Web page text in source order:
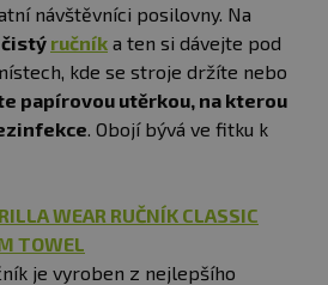
návštěvníci posilovny. Na
ručník a ten si dávejte pod
kde se stroje držíte nebo
papírovou utěrkou, na kterou
. Obojí bývá ve fitku k
WEAR RUČNÍK CLASSIC
TOWEL
je vyroben z nejlepšího